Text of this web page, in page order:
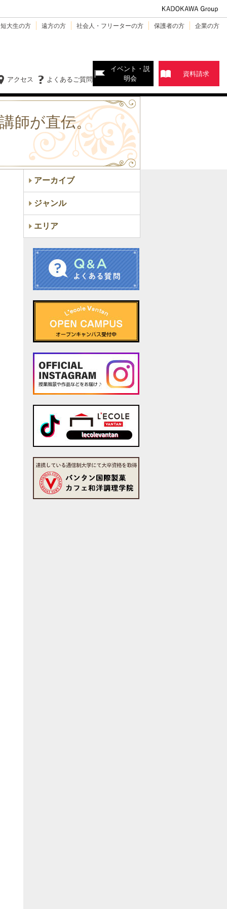
大生の方 遠方の方 社会人・フリーターの方 保護者の方 企業の方
よくあるご質問
アクセス
イベント・説
明会
資料請求
師が直伝。
アーカイブ
ジャンル
エリア